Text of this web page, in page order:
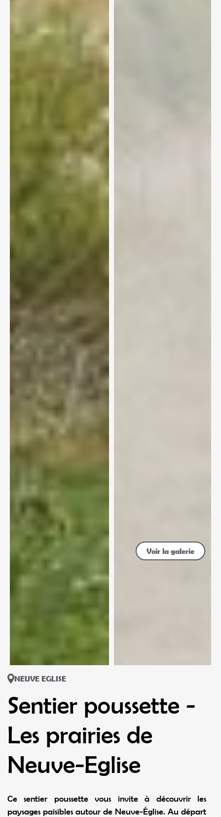
Voir la galerie
NEUVE EGLISE
Sentier poussette -
Les prairies de
Neuve-Eglise
Ce sentier poussette vous invite à découvrir les
paysages paisibles autour de Neuve-Église. Au départ